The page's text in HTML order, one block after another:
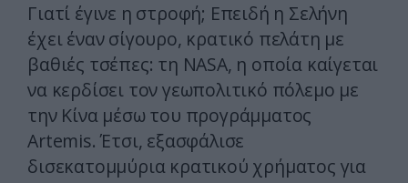
Γιατί έγινε η στροφή; Επειδή η Σελήνη
έχει έναν σίγουρο, κρατικό πελάτη με
βαθιές τσέπες: τη NASA, η οποία καίγεται
να κερδίσει τον γεωπολιτικό πόλεμο με
την Κίνα μέσω του προγράμματος
Artemis. Έτσι, εξασφάλισε
δισεκατομμύρια κρατικού χρήματος για